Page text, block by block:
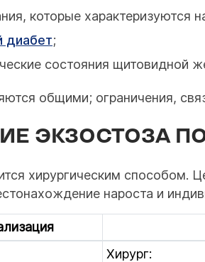
которые характеризуются
диабет;
состояния щитовидной
общими; ограничения,
ЭКЗОСТОЗА
хирургическим способом.
нароста и
Хирург: